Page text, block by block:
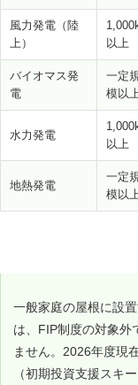
風力発電（陸
上）
以上
バイオマス発
電
一定規
模以
水力発電
以上
地熱発電
一定規
模以
一般家庭の屋根に設
は、FIP制度の対象外
ません。2026年度現
（初期投資支援スキ